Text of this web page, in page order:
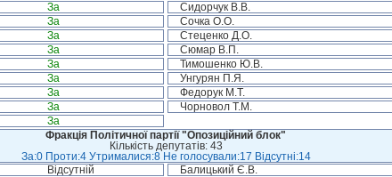
За Сидорчук В.В.
За Сочка О.О.
За Стеценко Д.О.
За Сюмар В.П.
За Тимошенко Ю.В.
За Унгурян П.Я.
За Федорук М.Т.
За Чорновол Т.М.
За
Фракція Політичної партії "Опозиційний блок"
Кількість депутатів: 43
За:0 Проти:4 Утрималися:8 Не голосували:17 Відсутні:14
Відсутній Балицький Є.В.